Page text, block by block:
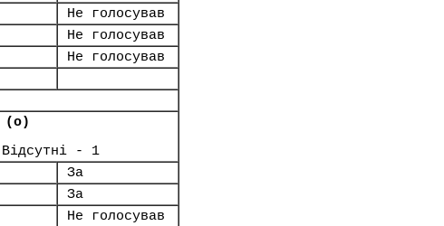
Не голосував
Не голосував
Не голосував
(о)
- 1
За
За
Не голосував